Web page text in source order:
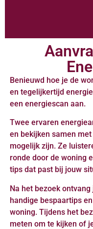
Benieuwd hoe je de
en tegelijkertijd
een energiescan aan.
Twee ervaren
en bekijken samen
mogelijk zijn. Ze
ronde door de woning
tips dat past bij jouw
Na het bezoek
handige bespaartips
woning. Tijdens het
meten om te kijken of